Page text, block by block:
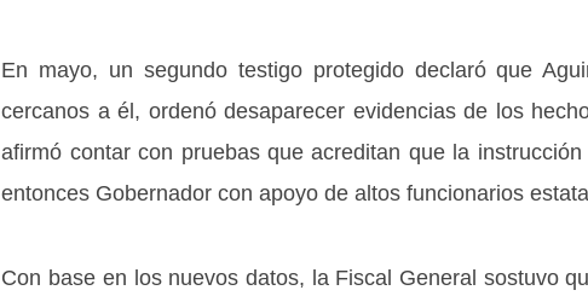
En mayo, un segundo testigo protegido declaró que
cercanos a él, ordenó desaparecer evidencias de los
afirmó contar con pruebas que acreditan que la
entonces Gobernador con apoyo de altos funcionarios
Con base en los nuevos datos, la Fiscal General sostuvo